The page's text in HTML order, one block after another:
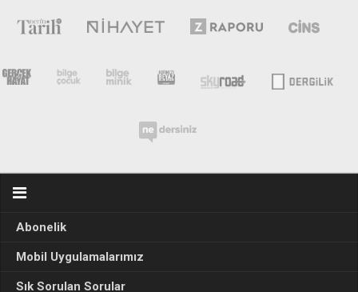
Abonelik
Mobil Uygulamalarımız
Sık Sorulan Sorular